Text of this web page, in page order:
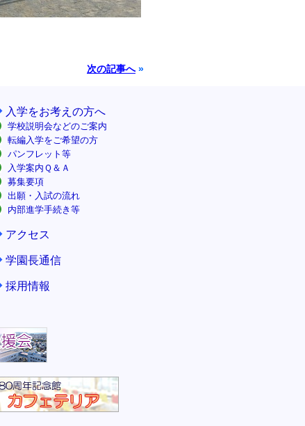
次の記事へ»
入学をお考えの方へ
学校説明会などのご案内
転編入学をご希望の方
パンフレット等
入学案内Ｑ＆Ａ
募集要項
出願・入試の流れ
内部進学手続き等
アクセス
学園長通信
採用情報